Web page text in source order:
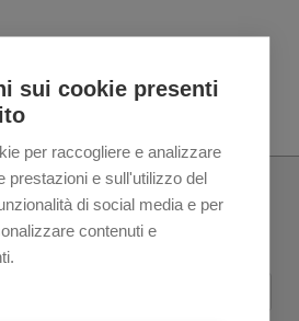
sui cookie presenti
per raccogliere e analizzare
prestazioni e sull'utilizzo del
di social media e per
contenuti e
cicli di lavaggio in lavatrice a